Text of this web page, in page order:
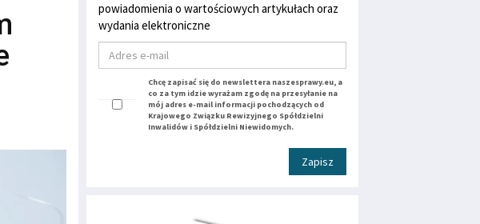
powiadomienia o wartościowych artykułach oraz
wydania elektroniczne
Chcę zapisać się do newslettera naszesprawy.eu, a
co za tym idzie wyrażam zgodę na przesyłanie na
mój adres e-mail informacji pochodzących od
Krajowego Związku Rewizyjnego Spółdzielni
Inwalidów i Spółdzielni Niewidomych.
Zapisz